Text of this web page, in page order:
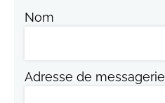
Nom
Adresse de messagerie